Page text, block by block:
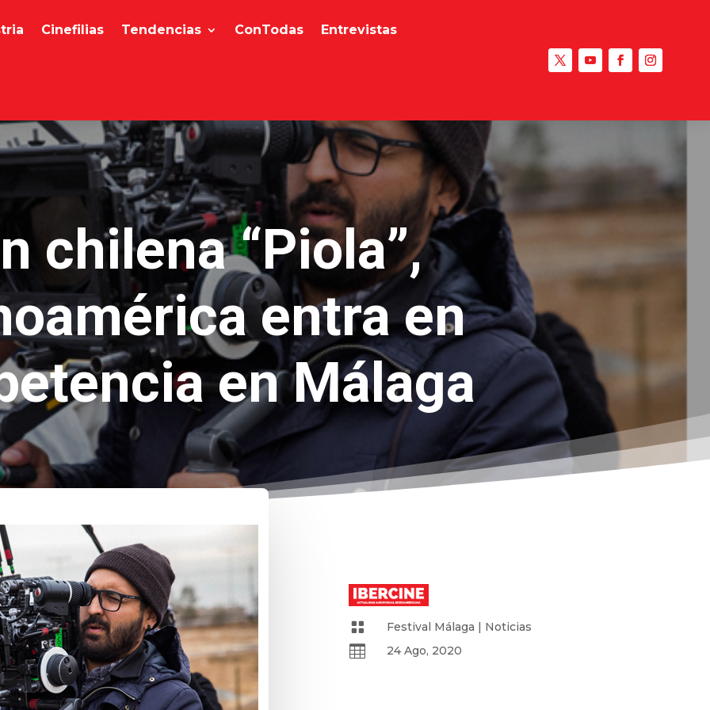
Cinefilias Tendencias ConTodas Entrevistas
chilena “Piola”,
entra en
en Málaga
 Festival Málaga | Noticias
 24 Ago, 2020